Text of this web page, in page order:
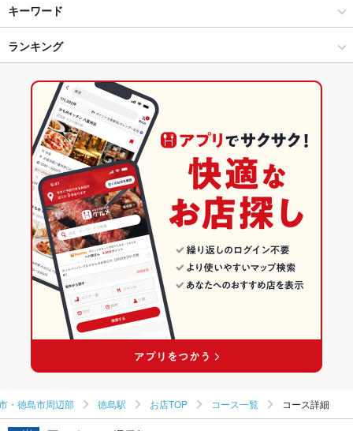
徳島市・徳島市周辺部 × 居酒屋
徳島市・徳島市周辺部 × 和風
徳島駅 × 居酒屋
徳島駅 × 和風
徳島駅 × 居酒屋
徳島駅 × 和風
徳島 × 居酒屋
徳島 × 和風
徳島駅
キーワード
手羽先 からあげ
ランキング
徳島のグルメランキング
徳島の居酒屋ランキング
徳島市・徳島市周辺部のグルメランキング
徳島市・徳島市周辺部の居酒屋ランキング
徳島駅のグルメランキング
徳島駅の居酒屋ランキング
・徳島市周辺部 徳島駅 お店TOP コース一覧 コース詳細